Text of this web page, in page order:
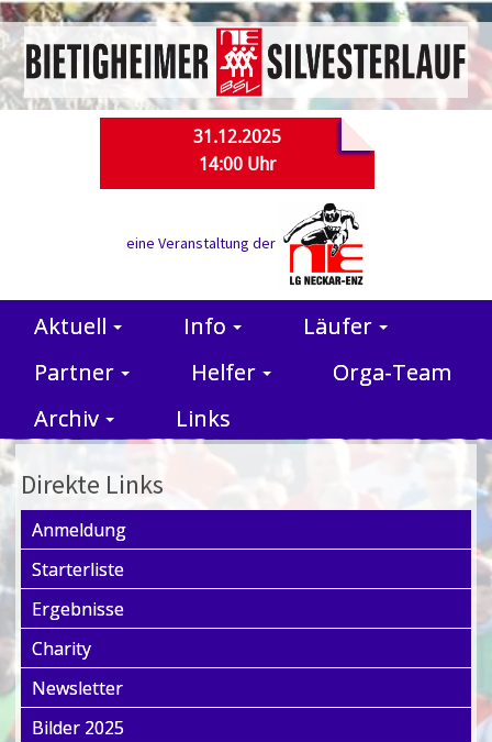
31.12.2025
14:00 Uhr
eine Veranstaltung der
Aktuell Info
Läufer
Partner
Helfer
Orga-Team
Archiv
Links
Direkte Links
Anmeldung
Starterliste
Ergebnisse
Charity
Newsletter
Bilder 2025